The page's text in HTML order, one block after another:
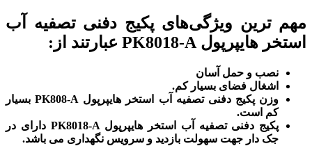
مهم ترین ویژگی‌های پکیج دفنی تصفیه آب
استخر هایپرپول PK8018-A عبارتند از:
نصب و حمل آسان
اشغال فضای بسیار کم.
وزن پکیج دفنی تصفیه آب استخر هایپرپول PK808-A بسیار
کم است.
پکیج دفنی تصفیه آب استخر هایپرپول PK8018-A دارای در
جک دار جهت سهولت بازدید و سرویس نگهداری می باشد.